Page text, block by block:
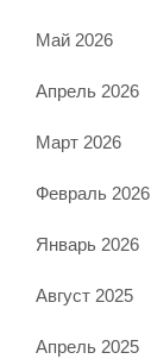
Май 2026
Апрель 2026
Март 2026
Февраль 2026
Январь 2026
Август 2025
Апрель 2025